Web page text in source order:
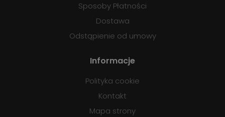
Sposoby Płatności
Dostawa
Odstąpienie od umowy
Informacje
Polityka cookie
Kontakt
Mapa strony